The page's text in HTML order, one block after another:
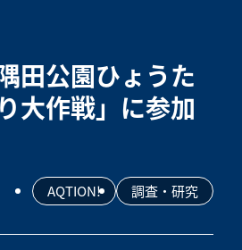
田公園ひょうた
大作戦」に参加
AQTION! 調査・研究